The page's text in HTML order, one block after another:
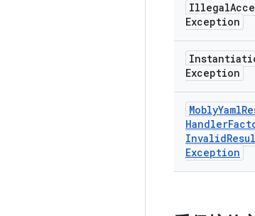
Illegal
Exception
Exception
MoblyYaml
Handler
Invalid
Exception